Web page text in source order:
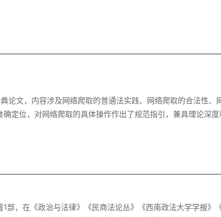
论文，内容涉及网络爬取的普通法实践、网络爬取的合法性、
定位，对网络爬取的具体操作作出了规范指引，兼具理论深度
部，在《政治与法律》《民商法论丛》《西南政法大学学报》